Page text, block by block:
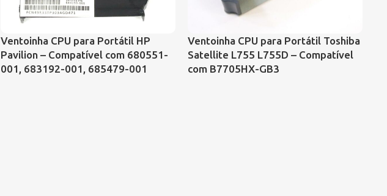
Ventoinha CPU para Portátil HP
Pavilion – Compatível com 680551-
001, 683192-001, 685479-001
Ventoinha CPU para Portátil Toshiba
Satellite L755 L755D – Compatível
com B7705HX-GB3